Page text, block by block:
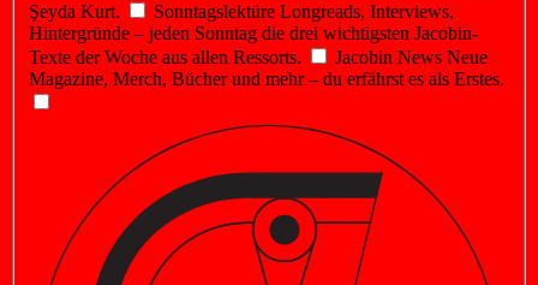
Şeyda Kurt.
Sonntagslektüre Longreads, Interviews,
Hintergründe – jeden Sonntag die drei wichtigsten Jacobin-
Texte der Woche aus allen Ressorts.
Jacobin News Neue
Magazine, Merch, Bücher und mehr – du erfährst es als Erstes.